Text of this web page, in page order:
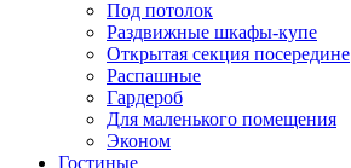
Под потолок
Раздвижные шкафы-купе
Открытая секция посередине
Распашные
Гардероб
Для маленького помещения
Эконом
Гостиные